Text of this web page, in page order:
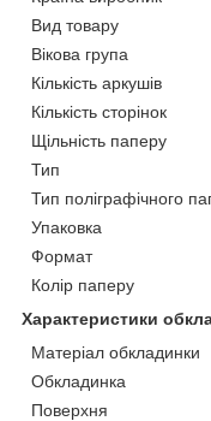
Вид товару
Вікова група
Кількість аркушів
Кількість сторінок
Щільність паперу
Тип
Тип поліграфічного
Упаковка
Формат
Колір паперу
Характеристики
Матеріал обкладинки
Обкладинка
Поверхня